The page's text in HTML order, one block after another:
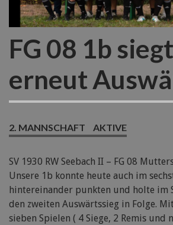
FG 08 1b siegt
erneut
2. MANNSCHAFT AKTIVE
SV 1930 RW Seebach II – FG 08
Unsere 1b konnte heute auch im
hintereinander punkten und holte im
den zweiten Auswärtssieg in Folge.
sieben Spielen ( 4 Siege, 2 Remis und